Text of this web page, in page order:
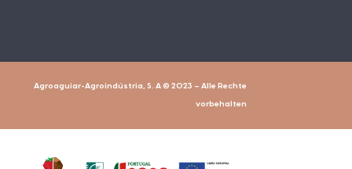
Agroaguiar-Agroindústria, S. A © 2023 – Alle Rechte
vorbehalten